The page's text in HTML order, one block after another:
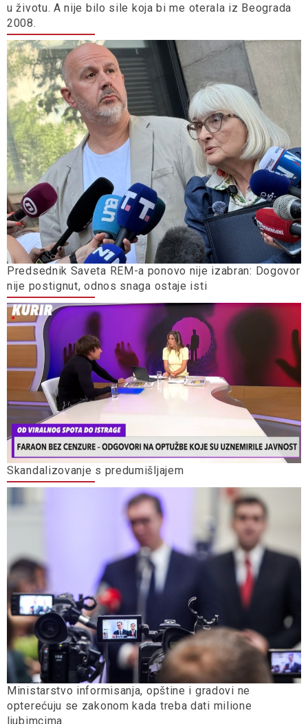
u životu. A nije bilo sile koja bi me oterala iz Beograda
2008.
Predsednik Saveta REM-a ponovo nije izabran: Dogovor
nije postignut, odnos snaga ostaje isti
Skandalizovanje s predumišljajem
Ministarstvo informisanja, opštine i gradovi ne
opterećuju se zakonom kada treba dati milione
ljubimcima